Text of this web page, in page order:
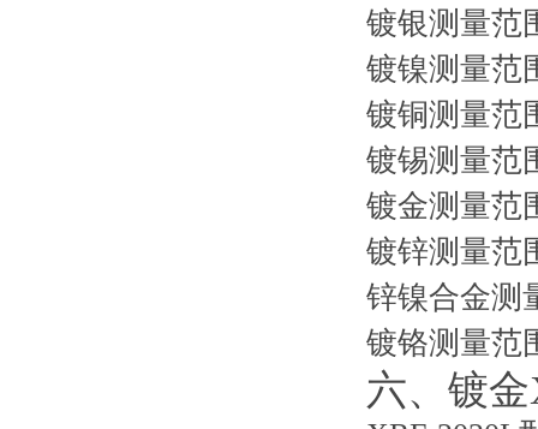
镀银测量范
镀镍测量范
镀铜测量范
镀锡测量范
镀金测量范
镀锌测量范
锌镍合金测
镀铬测量范
六、镀